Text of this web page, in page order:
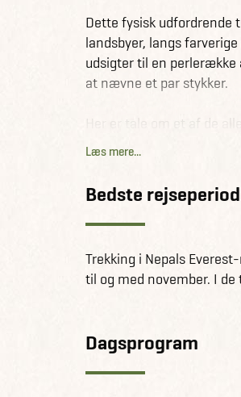
Dette fysisk udfordrende
landsbyer, langs
udsigter til en perlerække
at nævne et par stykker.
Her er tale om et af de
bjergsøer og uforstyrret
På turen bliver der
stræder, historiske
Vi tilbyder også denne
Læs mere...
Bedste
Trekking i Nepals
til og med november. I
Dagsprogram